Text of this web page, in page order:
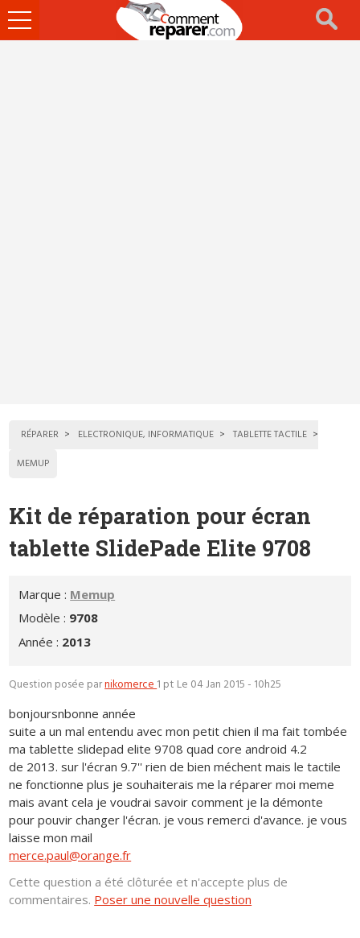
Ouvrir
le
RÉPARER ELECTRONIQUE, INFORMATIQUE
TABLETTE TACTILE
MEMUP
Kit de réparation pour écran
tablette SlidePade Elite 9708
Marque : Memup
Modèle : 9708
Année : 2013
Question posée parnikomerce1 pt Le 04 Jan 2015 - 10h25
bonjoursnbonne année
suite a un mal entendu avec mon petit chien il ma fait tombée
ma tablette slidepad elite 9708 quad core android 4.2
de 2013. sur l'écran 9.7'' rien de bien méchent mais le tactile
ne fonctionne plus je souhaiterais me la réparer moi meme
mais avant cela je voudrai savoir comment je la démonte
pour pouvir changer l'écran. je vous remerci d'avance. je vous
laisse mon mail
merce.paul@orange.fr
Cette question a été clôturée et n'accepte plus de
commentaires. Poser une nouvelle question